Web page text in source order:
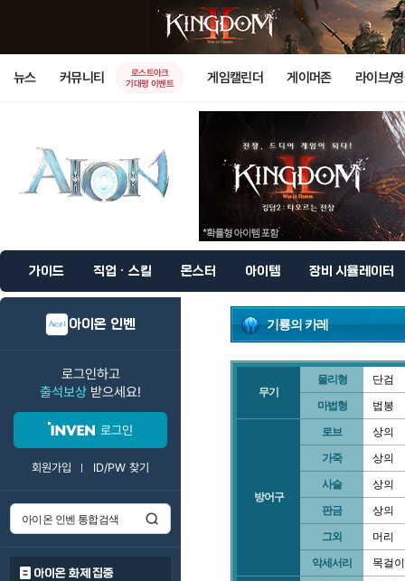
뉴스 커뮤니티
로스트아크
기대평 이벤트
게임캘린더 게이머존 라이브/
가이드 직업 · 스킬 몬스터 아이템 장비 시뮬레이터
아이온 인벤
로그인하고
출석보상 받으세요!
로그인
회원가입 ID/PW 찾기
아이온 화제 집중
기룡의 카레
무기
물리형 단검
마법형 법봉
방어구
로브 상의
가죽 상의
사슬 상의
판금 상의
그외 머리
악세서리 목걸이